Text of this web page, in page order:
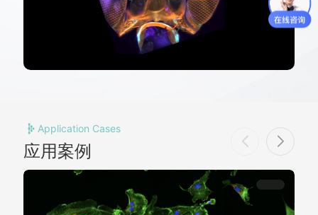
Application Cases
应用案例